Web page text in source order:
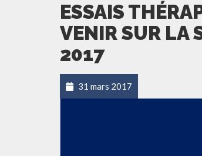
ESSAIS
VENIR SUR LA
2017
31 mars 2017